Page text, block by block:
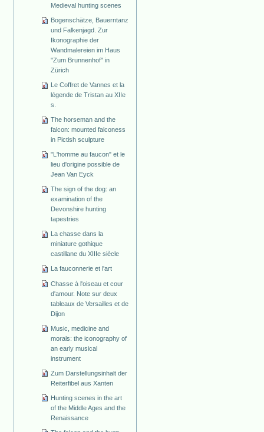
Medieval hunting scenes
Bogenschätze, Bauerntanz
und Falkenjagd. Zur
Ikonographie der
Wandmalereien im Haus
"Zum Brunnenhof" in
Zürich
Le Coffret de Vannes et la
légende de Tristan au XIIe
s.
The horseman and the
falcon: mounted falconess
in Pictish sculpture
"L'homme au faucon" et le
lieu d'origine possible de
Jean Van Eyck
The sign of the dog: an
examination of the
Devonshire hunting
tapestries
La chasse dans la
miniature gothique
castillane du XIIIe siècle
La fauconnerie et l'art
Chasse à l'oiseau et cour
d'amour. Note sur deux
tableaux de Versailles et de
Dijon
Music, medicine and
morals: the iconography of
an early musical
instrument
Zum Darstellungsinhalt der
Reiterfibel aus Xanten
Hunting scenes in the art
of the Middle Ages and the
Renaissance